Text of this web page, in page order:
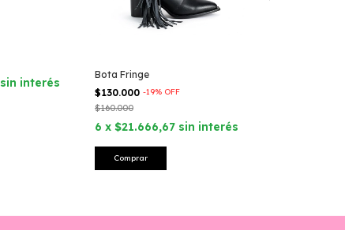
sin interés
Bota Fringe
$130.000 -19% OFF
$160.000
6 x $21.666,67 sin interés
Comprar